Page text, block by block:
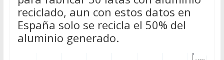
reciclado, aun con estos datos en
España solo se recicla el 50% del
aluminio generado.